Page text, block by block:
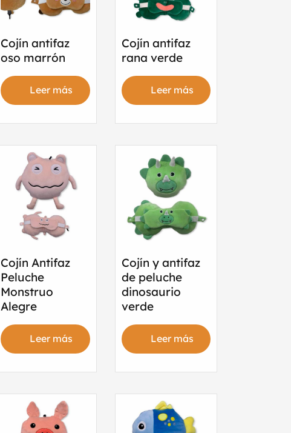
Cojín antifaz
oso marrón
Leer más
Cojín antifaz
rana verde
Leer más
Cojín Antifaz
Peluche
Monstruo
Alegre
Leer más
Cojín y antifaz
de peluche
dinosaurio
verde
Leer más